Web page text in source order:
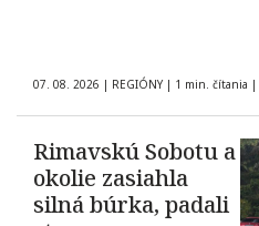
07. 08. 2026 | REGIÓNY | 1 min. čítania |
Rimavskú Sobotu a
okolie zasiahla
silná búrka, padali